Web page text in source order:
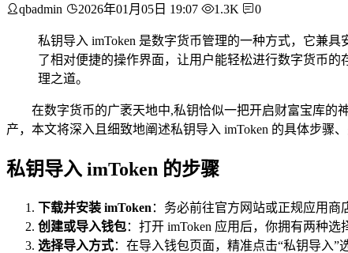
qbadmin 2026年01月05日 19:07 1.3K 0
私钥导入 imToken 是数字货币管理的一种方式，它兼
了相对便捷的操作界面，让用户能轻松进行数字货币
理之道。
在数字货币的广袤天地中,私钥恰似一把开启财富宝库的
产，本文将深入且细致地阐述私钥导入 imToken 的具体步骤
私钥导入 imToken 的步骤
下载并安装 imToken ：务必前往官方网站或正规应用商
创建或导入钱包：打开 imToken 应用后，你拥有两种
选择导入方式：在导入钱包页面，精准点击“私钥导入”